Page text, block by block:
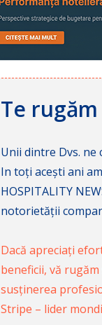
Te
Unii dintre Dvs. ne
In toți acești ani
HOSPITALITY
notorietății
Dacă apreciați
beneficii, vă
susținerea
Stripe – lider